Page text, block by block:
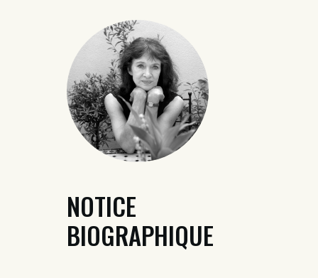
NOTICE
BIOGRAPHIQUE